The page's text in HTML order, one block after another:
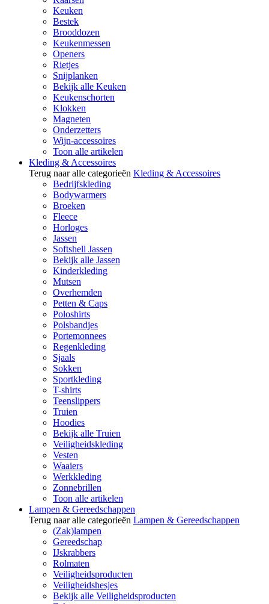
Keuken
Bestek
Brooddozen
Keukenmessen
Openers
Rietjes
Snijplanken
Bekijk alle Keuken
Keukenschorten
Klokken
Magneten
Onderzetters
Wijn-accessoires
Toon alle artikelen
Kleding & Accessoires
Terug naar alle categorieën Kleding & Accessoires
Bedrijfskleding
Bodywarmers
Broeken
Fleece
Horloges
Jassen
Softshell Jassen
Bekijk alle Jassen
Kinderkleding
Mutsen
Overhemden
Petten & Caps
Poloshirts
Polsbandjes
Portemonnees
Regenkleding
Sjaals
Sokken
Sportkleding
T-shirts
Teenslippers
Truien
Hoodies
Bekijk alle Truien
Veiligheidskleding
Vesten
Waaiers
Werkkleding
Zonnebrillen
Toon alle artikelen
Lampen & Gereedschappen
Terug naar alle categorieën Lampen & Gereedschappen
(Zak)lampen
Gereedschap
IJskrabbers
Rolmaten
Veiligheidsproducten
Veiligheidshesjes
Bekijk alle Veiligheidsproducten